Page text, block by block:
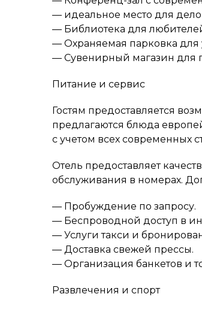
— идеальное место для
— Библиотека для
— Охраняемая парковка для
— Сувенирный магазин для
Питание и сервис
Гостям предоставляется
предлагаются блюда
с учетом всех современных
Отель предоставляет
обслуживания в номерах.
— Пробуждение по запросу.
— Беспроводной доступ в
— Услуги такси и
— Доставка свежей прессы.
— Организация банкетов и
Развлечения и спорт